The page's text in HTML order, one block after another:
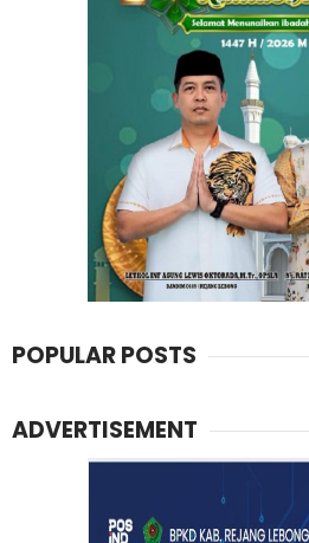
POPULAR POSTS
ADVERTISEMENT